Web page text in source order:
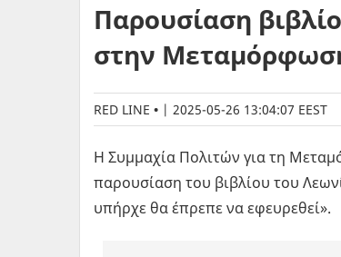
Παρουσίαση
στην
RED LINE | 2025-05-26 13:04:07 EEST
Η Συμμαχία Πολιτών για τη
παρουσίαση του βιβλίου του
υπήρχε θα έπρεπε να εφευρεθεί».